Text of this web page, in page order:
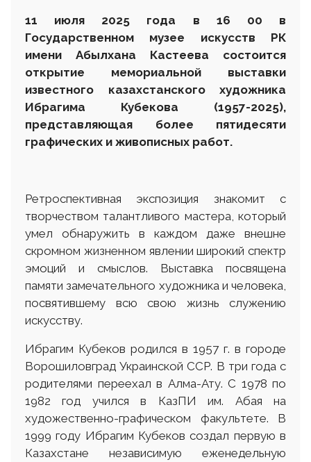
11 июля 2025 года в 16 00
в
Государственном музее искусств РК
имени Абылхана Кастеева состоится
открытие мемориальной выставки
известного казахстанского художника
Ибрагима Кубекова (1957-2025),
представляющая более пятидесяти
графических и живописных работ.
Ретроспективная экспозиция знакомит с
творчеством талантливого мастера, который
умел обнаружить в каждом даже внешне
скромном жизненном явлении широкий спектр
эмоций и смыслов. Выставка посвящена
памяти замечательного художника и человека,
посвятившему всю свою жизнь служению
искусству.
Ибрагим Кубеков родился в 1957 г. в городе
Ворошиловград Украинской ССР. В три года с
родителями переехал в Алма-Ату. С 1978 по
1982 год учился в КазПИ им. Абая на
художественно-графическом факультете. В
1999 году Ибрагим Кубеков создал первую в
Казахстане независимую еженедельную